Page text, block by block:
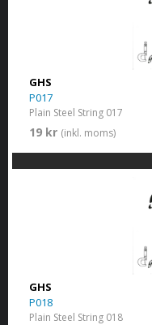
GHS
P017
Plain Steel String 017
19 kr (inkl. moms)
GHS
P018
Plain Steel String 018